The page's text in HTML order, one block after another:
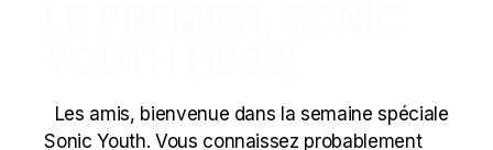
Les amis, bienvenue dans la semaine spéciale
Sonic Youth. Vous connaissez probablement